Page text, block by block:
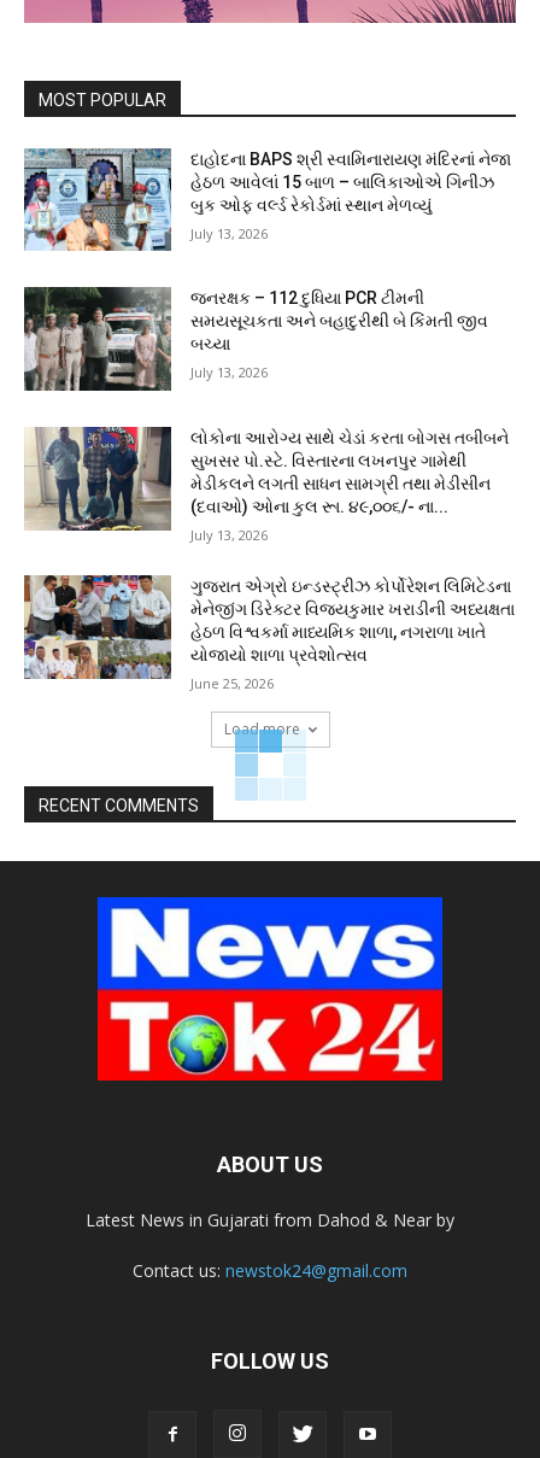
MOST POPULAR
દાહોદના BAPS શ્રી સ્વામિનારાયણ મંદિરનાં નેજા
હેઠળ આવેલાં 15 બાળ – બાલિકાઓએ ગિનીઝ
બુક ઓફ વર્લ્ડ રેકોર્ડમાં સ્થાન મેળવ્યું
July 13, 2026
જનરક્ષક – 112 દુધિયા PCR ટીમની
સમયસૂચકતા અને બહાદુરીથી બે કિંમતી જીવ
બચ્યા
July 13, 2026
લોકોના આરોગ્ય સાથે ચેડાં કરતા બોગસ તબીબને
સુખસર પો.સ્ટે. વિસ્તારના લખનપુર ગામેથી
મેડીકલને લગતી સાધન સામગ્રી તથા મેડીસીન
(દવાઓ) ઓના કુલ રૂા. ૪૯,૦૦૬/- ના...
July 13, 2026
ગુજરાત એગ્રો ઇન્ડસ્ટ્રીઝ કોર્પોરેશન લિમિટેડના
મેનેજીંગ ડિરેક્ટર વિજયકુમાર ખરાડીની અધ્યક્ષતા
હેઠળ વિશ્વકર્મા માધ્યમિક શાળા, નગરાળા ખાતે
યોજાયો શાળા પ્રવેશોત્સવ
June 25, 2026
Load more
RECENT COMMENTS
ABOUT US
Latest News in Gujarati from Dahod & Near by
Contact us: newstok24@gmail.com
FOLLOW US